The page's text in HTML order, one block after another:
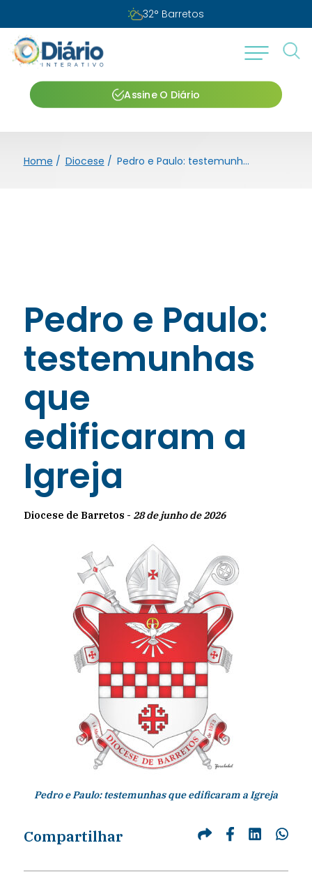
Quinta-feira, 06 de agosto de 2026
Assine O Diário
Home / Diocese / Pedro e Paulo: testemunhas que edificaram a Igreja
Pedro e Paulo:
testemunhas
que
edificaram a
Igreja
Diocese de Barretos - 28 de junho de 2026
Pedro e Paulo: testemunhas que edificaram a Igreja
Compartilhar